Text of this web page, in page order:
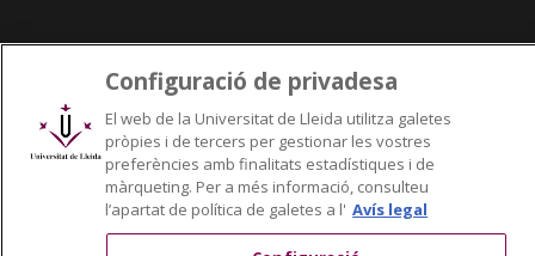
Enllaços UdL
Xarxes universitàries
Configuració de privadesa
El web de la Universitat de Lleida utilitza galetes
pròpies i de tercers per gestionar les vostres
preferències amb finalitats estadístiques i de
màrqueting. Per a més informació, consulteu
l’apartat de política de galetes a l' Avís legal